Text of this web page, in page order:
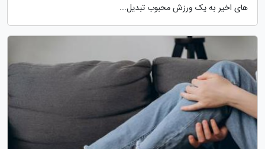
های اخیر به یک ورزش محبوب تبدیل...